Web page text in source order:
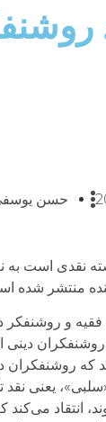
حسن
نقدی است به
منتشر شده
و روشنفکر
دینی
که روشنفکران
یعنی نقد
انتقاد